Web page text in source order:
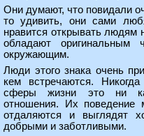
Они думают, что повидали
то удивить, они сами
нравится открывать
обладают оригинальным
окружающим.
Люди этого знака очень
кем встречаются.
сферы жизни это ни
отношения. Их
отдаляются и выглядят
добрыми и заботливыми.